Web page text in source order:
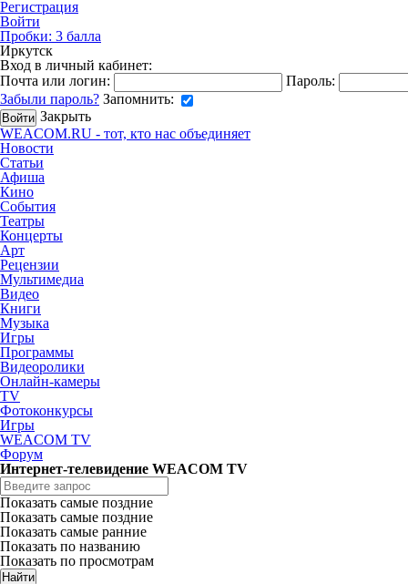
Регистрация
Войти
Пробки: 3 балла
Иркутск
Вход в личный кабинет:
Почта или логин:
Пароль:
Забыли пароль? Запомнить:
Закрыть
WEACOM.RU - тот, кто нас объединяет
Новости
Статьи
Афиша
Кино
События
Театры
Концерты
Арт
Рецензии
Мультимедиа
Видео
Книги
Музыка
Игры
Программы
Видеоролики
Онлайн-камеры
TV
Фотоконкурсы
Игры
WEACOM TV
Форум
Интернет-телевидение WEACOM TV
Показать самые поздние
Показать самые поздние
Показать самые ранние
Показать по названию
Показать по просмотрам